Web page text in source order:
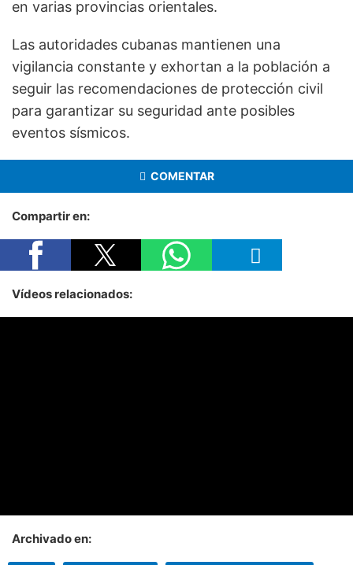
en varias provincias orientales.
Las autoridades cubanas mantienen una
vigilancia constante y exhortan a la población a
seguir las recomendaciones de protección civil
para garantizar su seguridad ante posibles
eventos sísmicos.
COMENTAR
Compartir en:
Vídeos relacionados:
Archivado en: